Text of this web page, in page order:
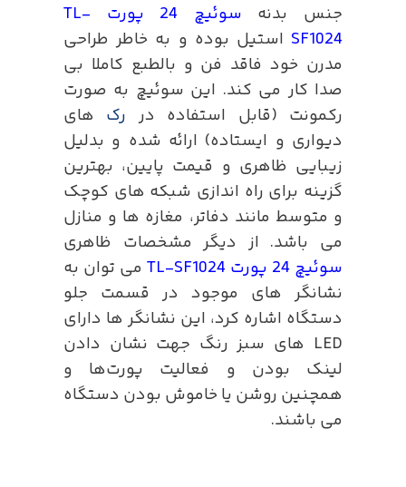
جنس بدنه
سوئیچ 24 پورت TL-
SF1024 استیل بوده و به خاطر طراحی
مدرن خود فاقد فن و بالطبع کاملا بی
صدا کار می کند. این سوئیچ به صورت
رکمونت (قابل استفاده در رک های
دیواری و ایستاده) ارائه شده و بدلیل
زیبایی ظاهری و قیمت پایین، بهترین
گزینه برای راه اندازی شبکه های کوچک
و متوسط مانند دفاتر، مغازه ها و منازل
می باشد. از دیگر مشخصات ظاهری
سوئیچ 24 پورت TL-SF1024
می توان به
نشانگر های موجود در قسمت جلو
دستگاه اشاره کرد، این نشانگر ها دارای
LED های سبز رنگ جهت نشان دادن
لینک بودن و فعالیت پورت‌ها و
همچنین روشن یا خاموش بودن دستگاه
می باشند.